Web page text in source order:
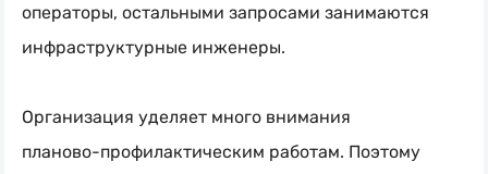
операторы, остальными запросами занимаются
инфраструктурные инженеры.
Организация уделяет много внимания
планово-профилактическим работам. Поэтому